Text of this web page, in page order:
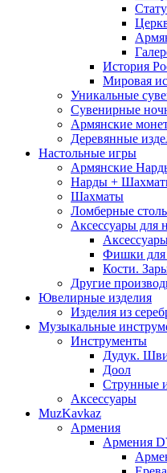
История
Мировая
Уникальные
Сувенирные
Армянские
Деревянные
Настольные игры
Армянские
Нарды +
Шахматы
Ломберные
Аксессуары для
Фишки для
Кости.
Другие
Ювелирные изделия
Изделия из
Музыкальные
Инструменты
Дудук.
Доол
Струнные
Аксессуары
MuzKavkaz
Армения
Армения